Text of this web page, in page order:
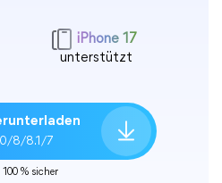
iPhone 17
unterstützt
8/8.1/7
100 % sicher